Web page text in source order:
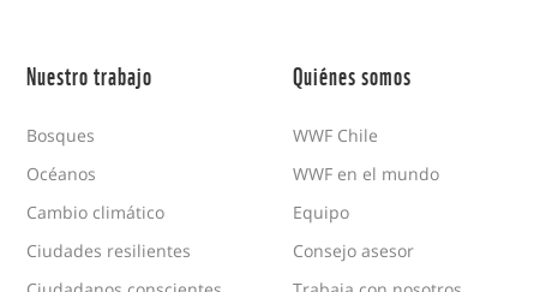
Nuestro trabajo
Bosques
Océanos
Cambio climático
Ciudades resilientes
Quiénes somos
WWF Chile
WWF en el mundo
Equipo
Consejo asesor